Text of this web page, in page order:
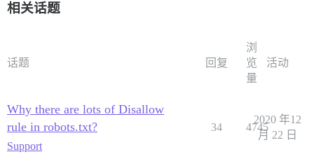
相关话题
话题 回复
浏
览
量
活动
Why there are lots of Disallow
rule in robots.txt?
Support
34 4745
2020 年12
月 22 日